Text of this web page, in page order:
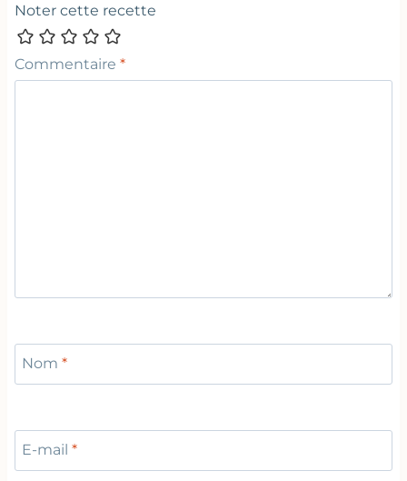
Noter cette recette
Commentaire *
Nom *
E-mail *